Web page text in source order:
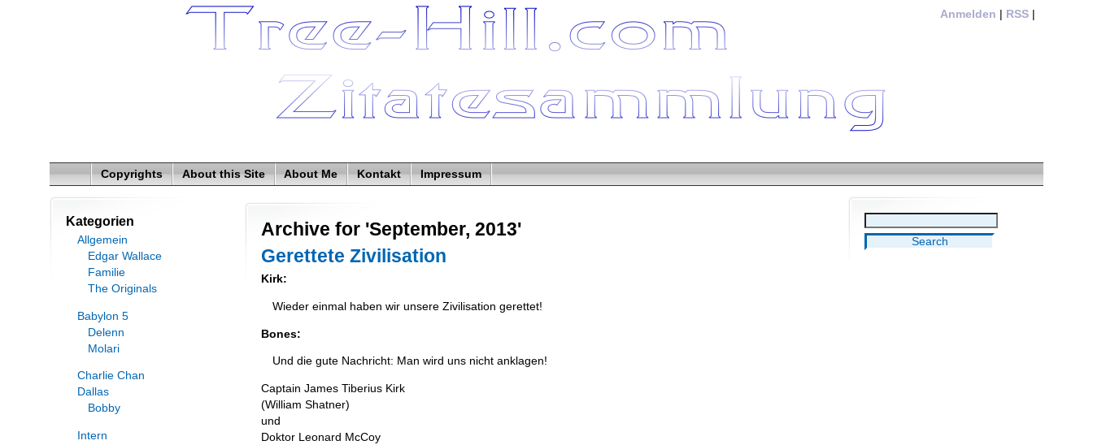
Anmelden RSS
Copyrights About this Site About Me Kontakt Impressum
Archive for 'September, 2013'
Gerettete Zivilisation
Kirk:
Wieder einmal haben wir unsere Zivilisation gerettet!
Bones:
Und die gute Nachricht: Man wird uns nicht anklagen!
Captain James Tiberius Kirk
(William Shatner)
und
Doktor Leonard McCoy
Kategorien
Allgemein
Edgar Wallace
Familie
The Originals
Babylon 5
Delenn
Molari
Charlie Chan
Dallas
Bobby
Intern